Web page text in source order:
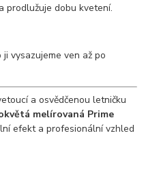
prodlužuje dobu kvetení.
vysazujeme ven až po
a osvědčenou letničku
melírovaná Prime
efekt a profesionální vzhled